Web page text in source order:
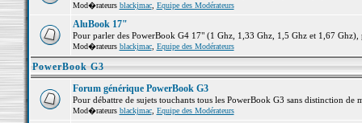
Mod�rateurs blackjmac, Equipe des Modérateurs
AluBook 17"
Pour parler des PowerBook G4 17" (1 Ghz, 1,33 Ghz, 1,5 Ghz et 1,67 Ghz),
Mod�rateurs blackjmac, Equipe des Modérateurs
PowerBook G3
Forum générique PowerBook G3
Pour débattre de sujets touchants tous les PowerBook G3 sans distinction de
Mod�rateurs blackjmac, Equipe des Modérateurs